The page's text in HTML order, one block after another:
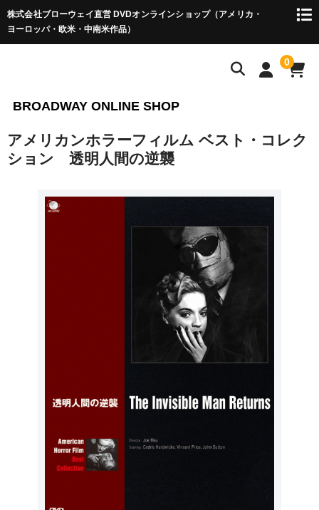
株式会社ブローウェイ直営 DVDオンラインショップ（アメリカ・
ヨーロッパ・欧米・中南米作品）
BROADWAY ONLINE SHOP
0
HOME
戦争映画シリーズ
アメリカンホラーフィルムシリーズ
アメリカンホラーフィルム ベスト・コレク
ション 透明人間の逆襲